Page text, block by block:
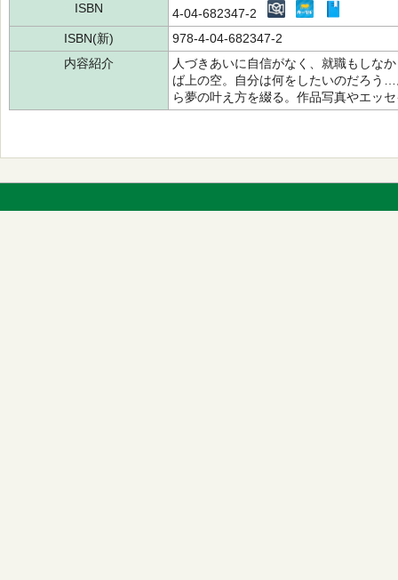
ISBN
4-04-682347-2
ISBN(新)
978-4-04-682347-2
内容紹介
人づきあいに自信がなく、就職もしな
ば上の空。自分は何をしたいのだろう
ら夢の叶え方を綴る。作品写真やエッ